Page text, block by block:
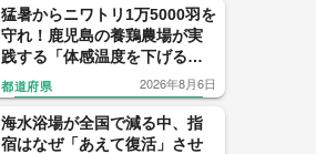
猛暑からニワトリ1万5000羽を
守れ！鹿児島の養鶏農場が実
践する「体感温度を下げる」
驚きの暑さ対策
都道府県 2026年8月6日
海水浴場が全国で減る中、指
宿はなぜ「あえて復活」させ